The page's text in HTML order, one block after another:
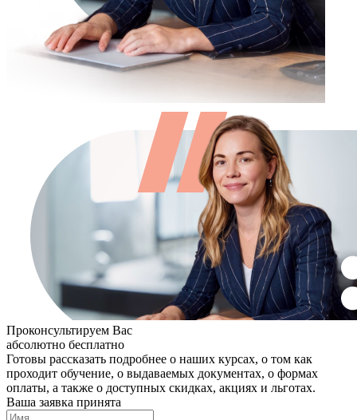
Проконсультируем Вас
абсолютно бесплатно
Готовы рассказать подробнее о наших курсах, о том как
проходит обучение, о выдаваемых документах, о формах
оплаты, а также о доступных скидках, акциях и льготах.
Ваша заявка принята